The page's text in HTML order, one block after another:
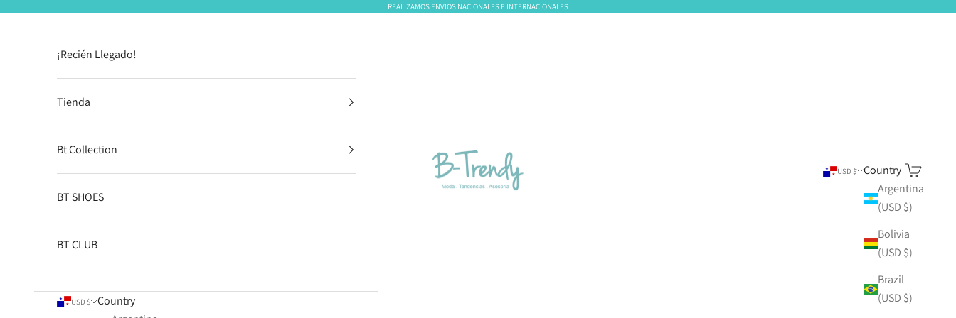
REALIZAMOS ENVIOS NACIONALES E INTERNACIONALES
B-Trendy Panamá
USD $
Country
Argentina
(USD $)
Bolivia
(USD $)
Brazil
(USD $)
Search
Cart
¡Recién Llegado!
Tienda
Bt Collection
BT SHOES
BT CLUB
USD $
Country